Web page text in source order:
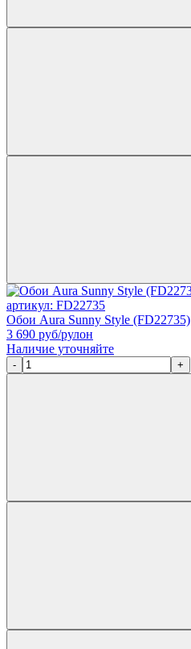
артикул: FD22735
Обои Aura Sunny Style (FD22735)
3 690 руб/рулон
Наличие уточняйте
- +